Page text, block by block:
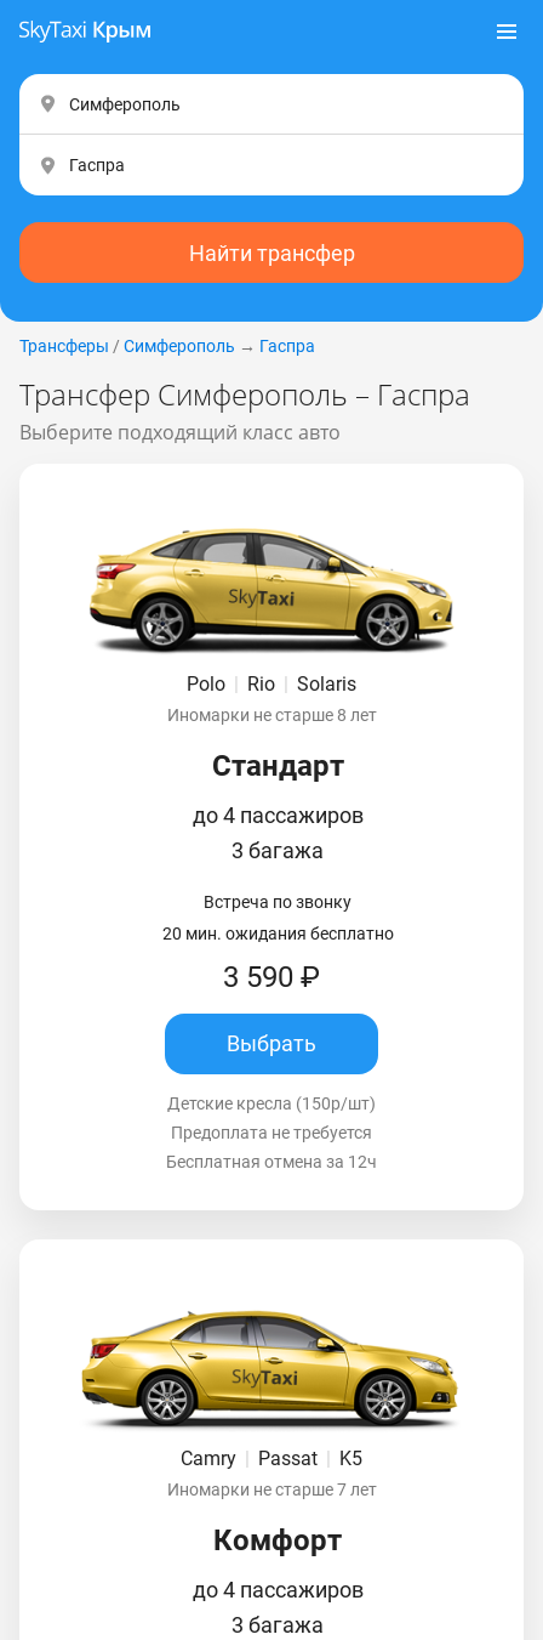
Найти трансфер
Трансферы / Симферополь → Гаспра
Трансфер Симферополь – Гаспра
Выберите подходящий класс авто
Polo | Rio | Solaris
Иномарки не старше 8 лет
Стандарт
до 4 пассажиров
3 багажа
Встреча по звонку
20 мин. ожидания бесплатно
3 590 ₽
Выбрать
Детские кресла (150р/шт)
Предоплата не требуется
Бесплатная отмена за 12ч
Camry Passat K5
Иномарки не старше 7 лет
Комфорт
до 4 пассажиров
3 багажа